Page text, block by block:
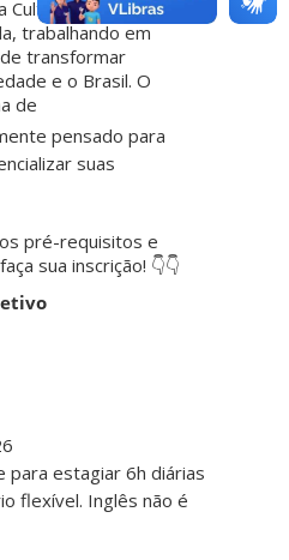
Cultura
trabalhando em
transformar
e o Brasil. O
de
pensado para
suas
pré-requisitos e
sua inscrição! 👇👇
para estagiar 6h diárias
flexível. Inglês não é